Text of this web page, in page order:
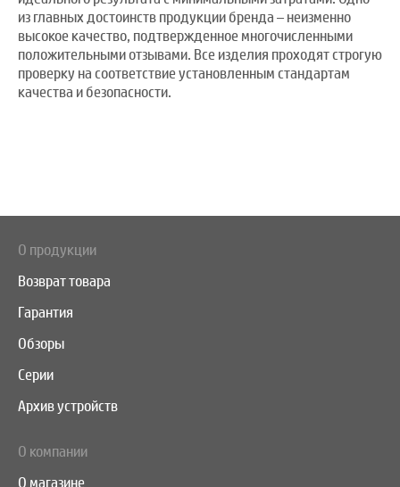
из главных достоинств продукции бренда – неизменно
высокое качество, подтвержденное многочисленными
положительными отзывами. Все изделия проходят строгую
проверку на соответствие установленным стандартам
качества и безопасности.
О продукции
Возврат товара
Гарантия
Обзоры
Серии
Архив устройств
О компании
О магазине